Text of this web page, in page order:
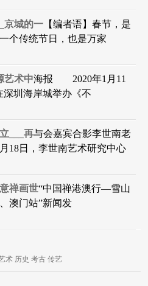
京城的一 【编者语】春节，是
个传统节日，也是万家
艺术中海报 2020年1月11
深圳海岸城举办《不
___再与会嘉宾合影李世南老
18日，李世南艺术研究中心
禅画世“中国禅港澳行—雪山
澳门站”新闻发
术 历史 考古 传艺